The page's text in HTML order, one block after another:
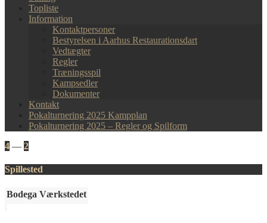
Topliste
Information
Kontaktpersoner
Bestyrelsen i Aarhus Restaurationsdart
Vedtægter
Regler
Træningsspil
Kampsedler
Dokumenter
Kontakt
Pokalturnering 2025 Kampplan
Pokalturnering 2025 – Regler og Spilform
4 — 2
Spillested
Bodega Værkstedet